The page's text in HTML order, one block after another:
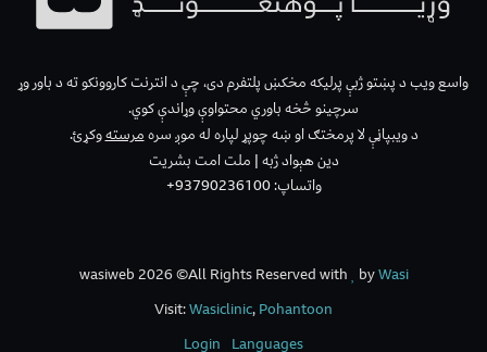
واسع ویب د پښتو ژبې پرلیکه مخکښ پلتفرم دی، چې د انترنت کاروونکو ته د باور وړ
سرچینو څخه باوري محتواوې وړاندې کوي.
د ویبپاڼې لا پرمختګ او ښه چوپړ لپاره له موږ سرهمرستهوکړئ.
دین هېواد ژبه | ملت امت بشریت
واتساپ: 93790236100+
wasiweb 2026 ©All Rights Reserved with byWasi
Visit:Wasiclinic,Pohantoon
Languages
Login